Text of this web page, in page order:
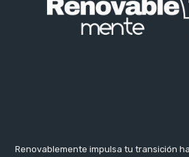
Renovablemente impulsa tu transición